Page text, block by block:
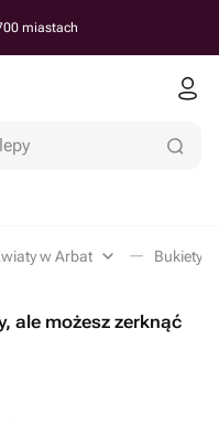
miastach
w Arbat Bukiety
ale możesz zerknąć